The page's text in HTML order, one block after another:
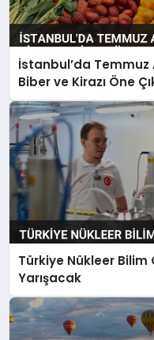
İstanbul’da Temmuz
Biber ve Kirazı Öne
Türkiye Nükleer Bilim
Yarışacak